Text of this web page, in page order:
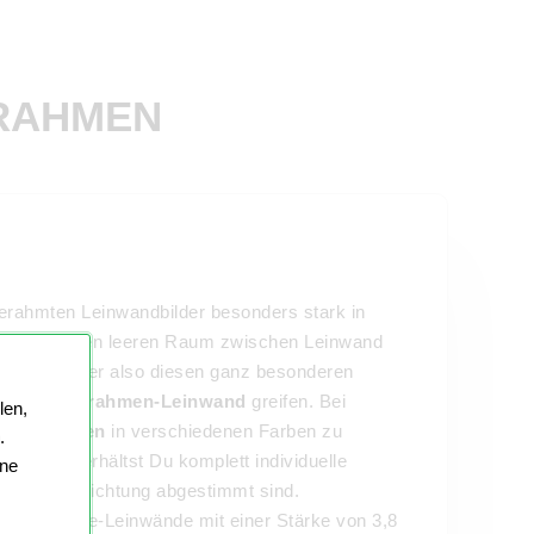
Leinwandbilder besonders stark in
einen leeren Raum zwischen Leinwand
Wer also diesen ganz besonderen
Leinwand greifen. Bei
in verschiedenen Farben zu
So erhältst Du komplett individuelle
Einrichtung abgestimmt sind.
Gallerie-Leinwände mit einer Stärke von 3,8